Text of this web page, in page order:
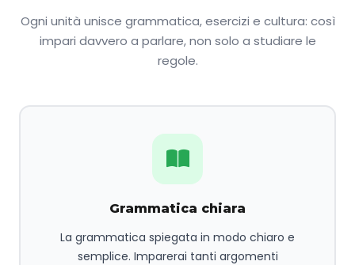
Ogni unità unisce grammatica, esercizi e cultura: così
impari davvero a parlare, non solo a studiare le
regole.
Grammatica chiara
La grammatica spiegata in modo chiaro e
semplice. Imparerai tanti argomenti